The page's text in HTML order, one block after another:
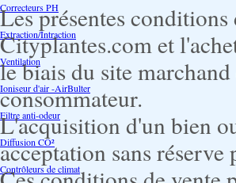
Correcteurs PH
Extraction/Intraction
Ventilation
Ioniseur d'air -AirBulter
Filtre anti-odeur
Diffusion CO²
Contrôleurs de climat
Les présentes
Cityplantes.com et
le biais du site
consommateur.
L'acquisition d'un bien
acceptation sans